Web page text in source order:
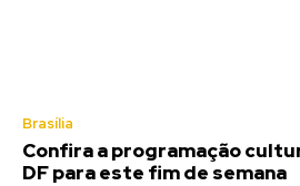
Brasília
Confira a programação
DF para este fim de semana